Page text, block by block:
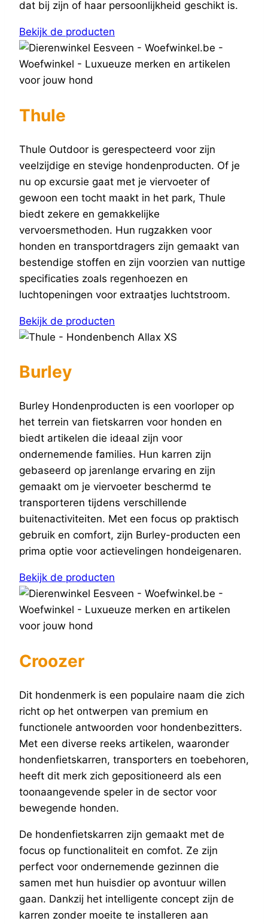
dat bij zijn of haar persoonlijkheid geschikt is.
Bekijk de producten
Thule
Thule Outdoor is gerespecteerd voor zijn
veelzijdige en stevige hondenproducten. Of je
nu op excursie gaat met je viervoeter of
gewoon een tocht maakt in het park, Thule
biedt zekere en gemakkelijke
vervoersmethoden. Hun rugzakken voor
honden en transportdragers zijn gemaakt van
bestendige stoffen en zijn voorzien van nuttige
specificaties zoals regenhoezen en
luchtopeningen voor extraatjes luchtstroom.
Bekijk de producten
Burley
Burley Hondenproducten is een voorloper op
het terrein van fietskarren voor honden en
biedt artikelen die ideaal zijn voor
ondernemende families. Hun karren zijn
gebaseerd op jarenlange ervaring en zijn
gemaakt om je viervoeter beschermd te
transporteren tijdens verschillende
buitenactiviteiten. Met een focus op praktisch
gebruik en comfort, zijn Burley-producten een
prima optie voor actievelingen hondeigenaren.
Bekijk de producten
Croozer
Dit hondenmerk is een populaire naam die zich
richt op het ontwerpen van premium en
functionele antwoorden voor hondenbezitters.
Met een diverse reeks artikelen, waaronder
hondenfietskarren, transporters en toebehoren,
heeft dit merk zich gepositioneerd als een
toonaangevende speler in de sector voor
bewegende honden.
De hondenfietskarren zijn gemaakt met de
focus op functionaliteit en comfot. Ze zijn
perfect voor ondernemende gezinnen die
samen met hun huisdier op avontuur willen
gaan. Dankzij het intelligente concept zijn de
karren zonder moeite te installeren aan